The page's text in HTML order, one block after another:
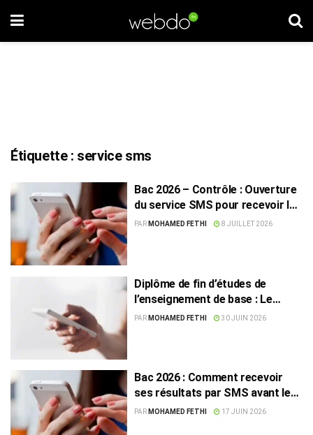
Étiquette : service sms
Bac 2026 – Contrôle : Ouverture
du service SMS pour recevoir les
résultats
PAR MOHAMED FETHI 8 JUILLET 2026
Diplôme de fin d’études de
l’enseignement de base : Le
service SMS ouvre dès mercredi
PAR MOHAMED FETHI 30 JUIN 2026
Bac 2026 : Comment recevoir
ses résultats par SMS avant leur
publication officielle ?
PAR MOHAMED FETHI 17 JUIN 2026